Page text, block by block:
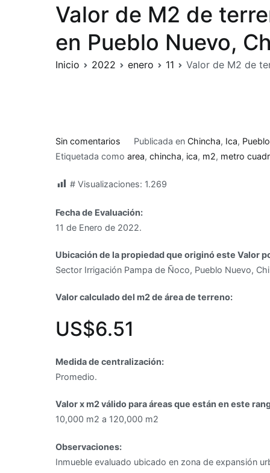
Valor de M2 de
en Pueblo Nuevo,
Inicio 2022 enero 11 Valor de M2 de
Sin comentarios
Valor
M2
terreno
en
Nuevo,
Chincha
Publicada en Chincha, Ica,
Etiquetada como area, chincha, ica, m2, metro
# Visualizaciones: 1.269
Fecha de Evaluación:
11 de Enero de 2022.
Ubicación de la propiedad que originó este Valor
Sector Irrigación Pampa de Ñoco, Pueblo Nuevo,
Valor calculado del m2 de área de terreno:
US$6.51
Medida de centralización:
Promedio.
Valor x m2 válido para áreas que están en este
10,000 m2 a 120,000 m2
Observaciones:
Inmueble evaluado ubicado en zona de expansión